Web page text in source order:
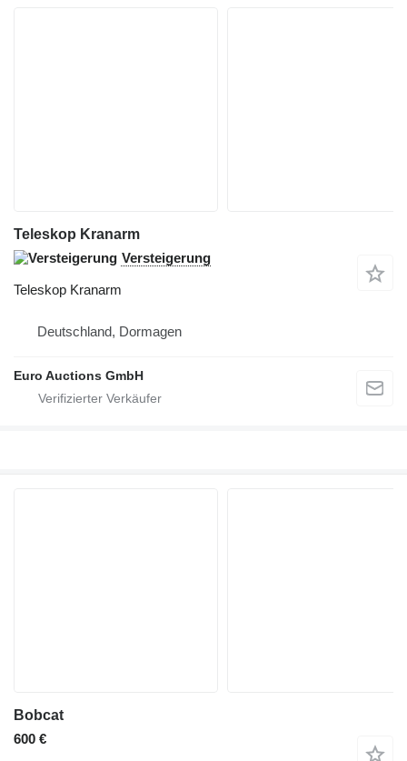
Teleskop Kranarm
Versteigerung
Teleskop Kranarm
Deutschland, Dormagen
Euro Auctions GmbH
Bobcat
600 €